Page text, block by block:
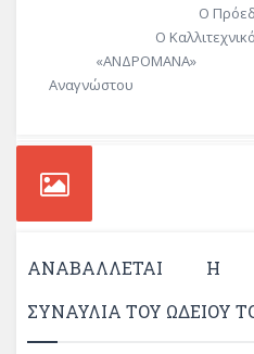
Ο Πρόεδρος
Ο
ΑΝΑΒΆΛΛΕΤΑΙ Η
ΣΥΝΑΥΛΊΑ ΤΟΥ ΩΔΕΊΟΥ